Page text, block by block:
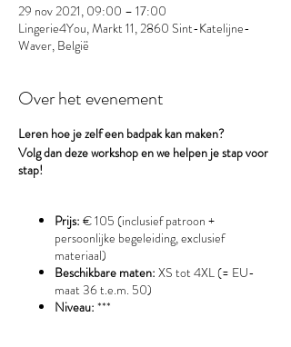
29 nov 2021, 09:00 – 17:00
Lingerie4You, Markt 11, 2860 Sint-Katelijne-
Waver, België
Over het evenement
Leren hoe je zelf een badpak kan maken?
Volg dan deze workshop en we helpen je stap voor
stap!
Prijs: € 105 (inclusief patroon +
persoonlijke begeleiding, exclusief
materiaal)
Beschikbare maten: XS tot 4XL (= EU-
maat 36 t.e.m. 50)
Niveau: ***